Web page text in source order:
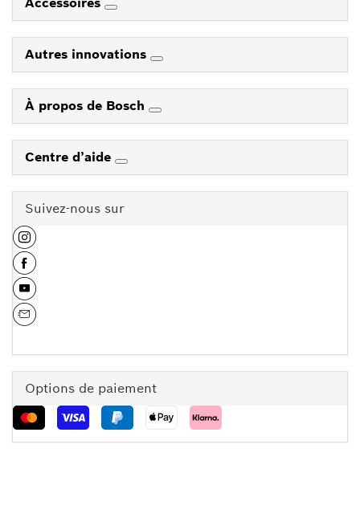
Autres innovations
À propos de Bosch
Centre d’aide
Suivez-nous sur
Options de paiement